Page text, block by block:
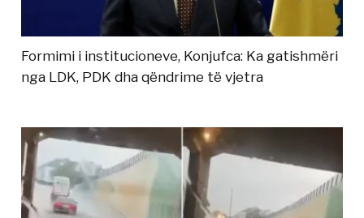
Formimi i institucioneve, Konjufca: Ka gatishmëri
nga LDK, PDK dha qëndrime të vjetra